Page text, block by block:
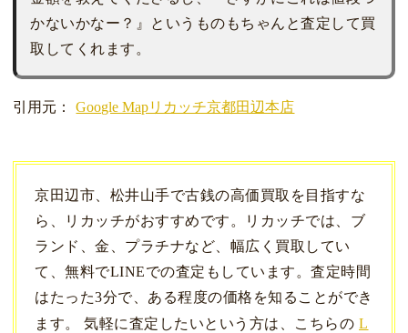
かないかなー？』というものもちゃんと査定して買
取してくれます。
引用元： Google Mapリカッチ京都田辺本店
京田辺市、松井山手で古銭の高価買取を目指すな
ら、リカッチがおすすめです。リカッチでは、ブ
ランド、金、プラチナなど、幅広く買取してい
て、無料でLINEでの査定もしています。査定時間
はたった3分で、ある程度の価格を知ることができ
ます。 気軽に査定したいという方は、こちらの L